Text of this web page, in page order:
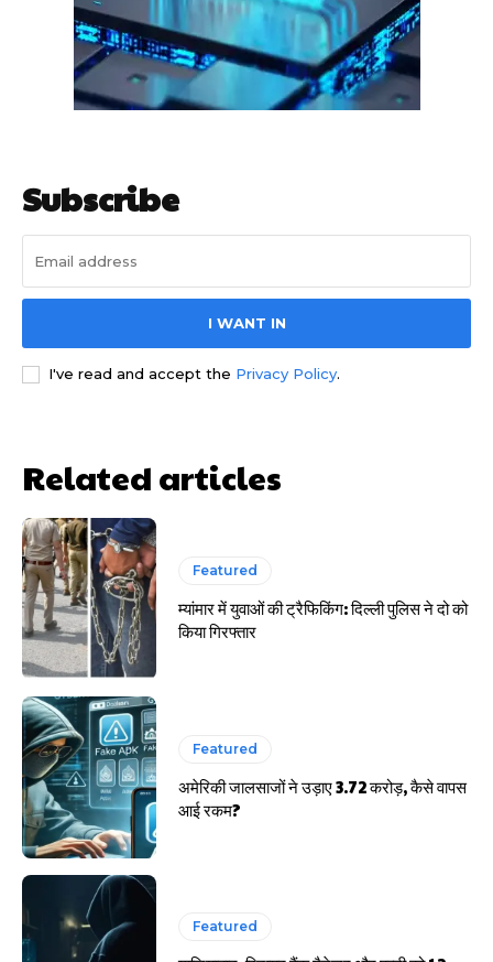
साइबर धोखाधड़ी बैंकिंग में
HIGHLIGHT
हर खाते के बदले मिलते थे 20 से 25 हजार
Subscribe
I WANT IN
I've read and accept the Privacy Policy.
Related articles
Featured
म्यांमार में युवाओं की ट्रैफिकिंग: दिल्ली पुलिस ने दो को
किया गिरफ्तार
Featured
अमेरिकी जालसाजों ने उड़ाए 3.72 करोड़, कैसे वापस
आई रकम?
Featured